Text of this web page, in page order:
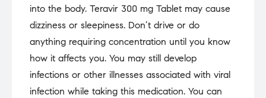
into the body. Teravir 300 mg Tablet may cause
dizziness or sleepiness. Don’t drive or do
anything requiring concentration until you know
how it affects you. You may still develop
infections or other illnesses associated with viral
infection while taking this medication. You can